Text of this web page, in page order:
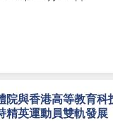
院與香港高等教育科
精英運動員雙軌發展